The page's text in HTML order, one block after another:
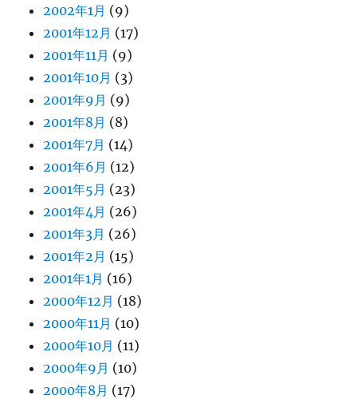
2002年1月 (9)
2001年12月 (17)
2001年11月 (9)
2001年10月 (3)
2001年9月 (9)
2001年8月 (8)
2001年7月 (14)
2001年6月 (12)
2001年5月 (23)
2001年4月 (26)
2001年3月 (26)
2001年2月 (15)
2001年1月 (16)
2000年12月 (18)
2000年11月 (10)
2000年10月 (11)
2000年9月 (10)
2000年8月 (17)